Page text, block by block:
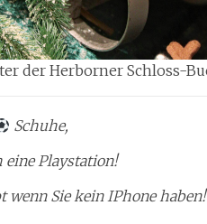
der Herborner Schloss-
Schuhe,
eine Playstation!
wenn Sie kein IPhone haben!